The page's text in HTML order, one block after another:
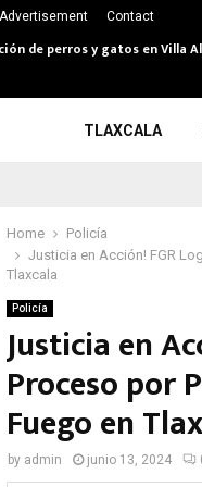
Advertisement Contact
de perros y gatos en Villa
TLAXCALA
Home
Policía
Justicia en Acción! FGR
Tlaxcala
Policía
Justicia en
Proceso por
Fuego en
by admin junio 13, 2024